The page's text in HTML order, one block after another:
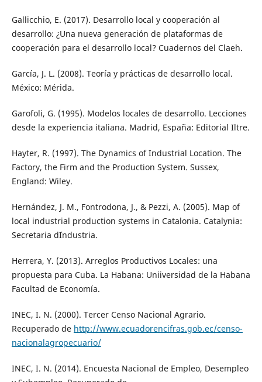
Gallicchio, E. (2017). Desarrollo local y cooperación al
desarrollo: ¿Una nueva generación de plataformas de
cooperación para el desarrollo local? Cuadernos del Claeh.
García, J. L. (2008). Teoría y prácticas de desarrollo local.
México: Mérida.
Garofoli, G. (1995). Modelos locales de desarrollo. Lecciones
desde la experiencia italiana. Madrid, España: Editorial Iltre.
Hayter, R. (1997). The Dynamics of Industrial Location. The
Factory, the Firm and the Production System. Sussex,
England: Wiley.
Hernández, J. M., Fontrodona, J., & Pezzi, A. (2005). Map of
local industrial production systems in Catalonia. Catalynia:
Secretaria d´Industria.
Herrera, Y. (2013). Arreglos Productivos Locales: una
propuesta para Cuba. La Habana: Uniiversidad de la Habana
Facultad de Economía.
INEC, I. N. (2000). Tercer Censo Nacional Agrario.
Recuperado de http://www.ecuadorencifras.gob.ec/censo-
nacionalagropecuario/
INEC, I. N. (2014). Encuesta Nacional de Empleo, Desempleo